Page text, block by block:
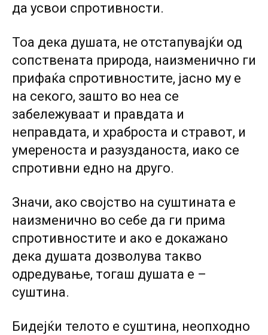
да усвои спротивности.
Тоа дека душата, не отстапувајќи од
сопствената природа, наизменично ги
прифаќа спротивностите, јасно му е
на секого, зашто во неа се
забележуваат и правдата и
неправдата, и храброста и стравот, и
умереноста и разузданоста, иако се
спротивни едно на друго.
Значи, ако својство на суштината е
наизменично во себе да ги прима
спротивностите и ако е докажано
дека душата дозволува такво
одредување, тогаш душата е –
суштина.
Бидејќи телото е суштина, неопходно